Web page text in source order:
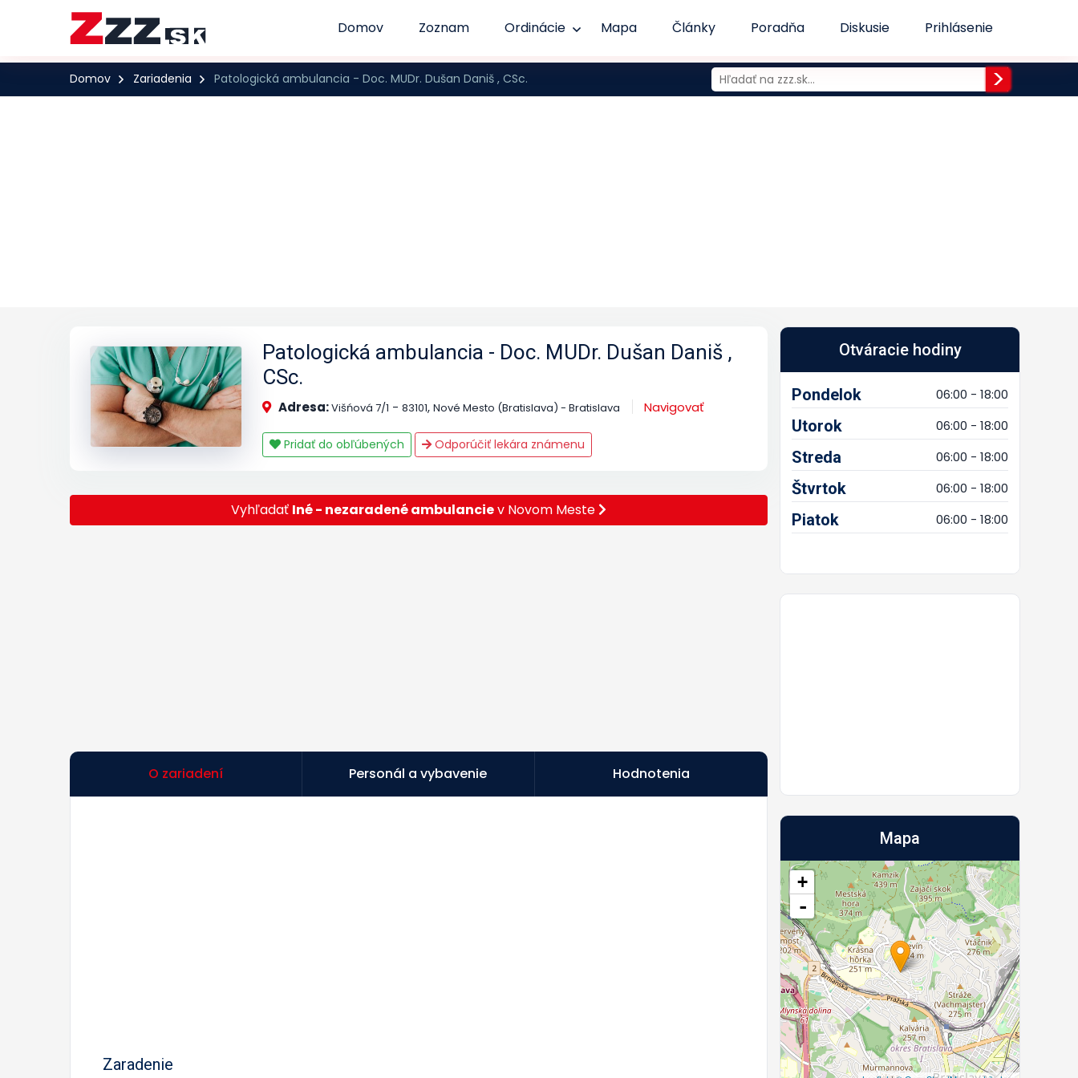
Domov Zoznam Ordinácie Mapa Články Poradňa Diskusie Prihlásenie
Domov Zariadenia Patologická ambulancia - Doc. MUDr. Dušan Daniš , CSc.
Patologická ambulancia - Doc. MUDr. Dušan Daniš ,
CSc.
Adresa:Višńová 7/1 - 83101, Nové Mesto (Bratislava) - Bratislava
Pridať do obľúbených Odporúčiť lekára známenu
Navigovať
Vyhľadať Iné - nezaradené ambulanciev Novom Meste
O zariadení Personál a vybavenie Hodnotenia
Zaradenie
Otváracie hodiny
Pondelok 06:00 - 18:00
Utorok 06:00 - 18:00
Streda 06:00 - 18:00
Štvrtok 06:00 - 18:00
Piatok 06:00 - 18:00
Mapa
+
-